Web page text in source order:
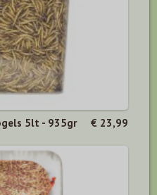
5lt - 935gr € 23,99